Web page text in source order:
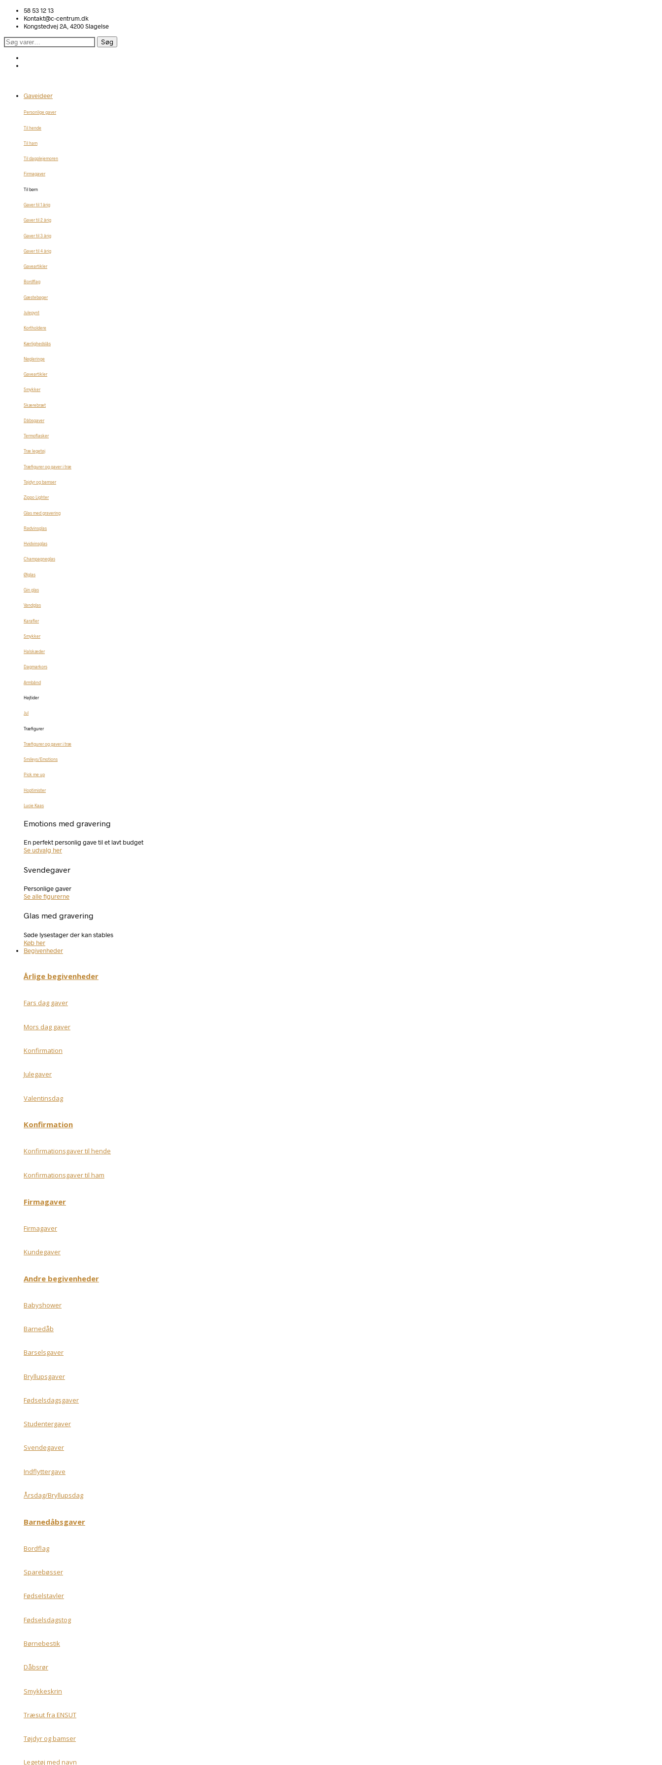
58 53 12 13
Kontakt@c-centrum.dk
Kongstedvej 2A, 4200 Slagelse
Søg
Søg
Gaveideer
Personlige gaver
Til hende
Til ham
Til dagplejemoren
Firmagaver
Til børn
Gaver til 1 årig
Gaver til 2 årig
Gaver til 3 årig
Gaver til 4 årig
Gaveartikler
Bordflag
Gæstebøger
Julepynt
Kortholdere
Kærlighedslås
Nøgleringe
Gaveartikler
Smykker
Skærebræt
Dåbsgaver
Termoflasker
Træ legetøj
Træfigurer og gaver i træ
Tøjdyr og bamser
Zippo Lighter
Glas med gravering
Rødvinsglas
Hvidvinsglas
Champagneglas
Ølglas
Gin glas
Vandglas
Karafler
Smykker
Halskæder
Dagmarkors
Armbånd
Højtider
Jul
Træfigurer
Træfigurer og gaver i træ
Smileys/Emotions
Pick me up
Hoptimister
Lucie Kaas
Emotions med gravering
En perfekt personlig gave til et lavt budget
Se udvalg her
Svendegaver
Personlige gaver
Se alle figurerne
Glas med gravering
Søde lysestager der kan stables
Køb her
Begivenheder
Årlige begivenheder
Fars dag gaver
Mors dag gaver
Konfirmation
Julegaver
Valentinsdag
Konfirmation
Konfirmationsgaver til hende
Konfirmationsgaver til ham
Firmagaver
Firmagaver
Kundegaver
Andre begivenheder
Babyshower
Barnedåb
Barselsgaver
Bryllupsgaver
Fødselsdagsgaver
Studentergaver
Svendegaver
Indflyttergave
Årsdag/Bryllupsdag
Barnedåbsgaver
Bordflag
Sparebøsser
Fødselstavler
Fødselsdagstog
Børnebestik
Dåbsrør
Smykkeskrin
Træsut fra ENSUT
Tøjdyr og bamser
Legetøj med navn